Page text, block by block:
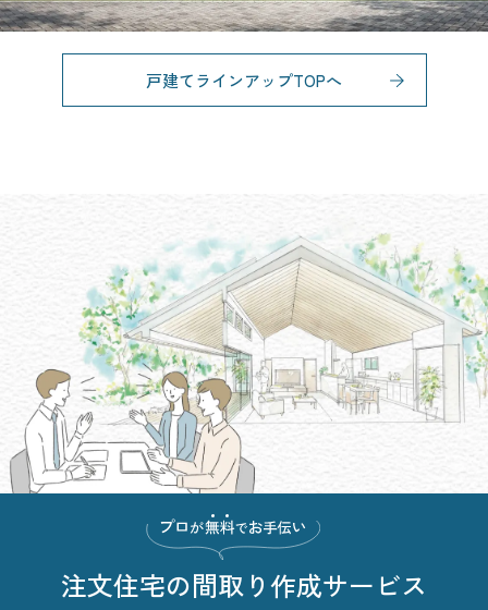
戸建てラインアップTOPへ
注文住宅の間取り作成サービス